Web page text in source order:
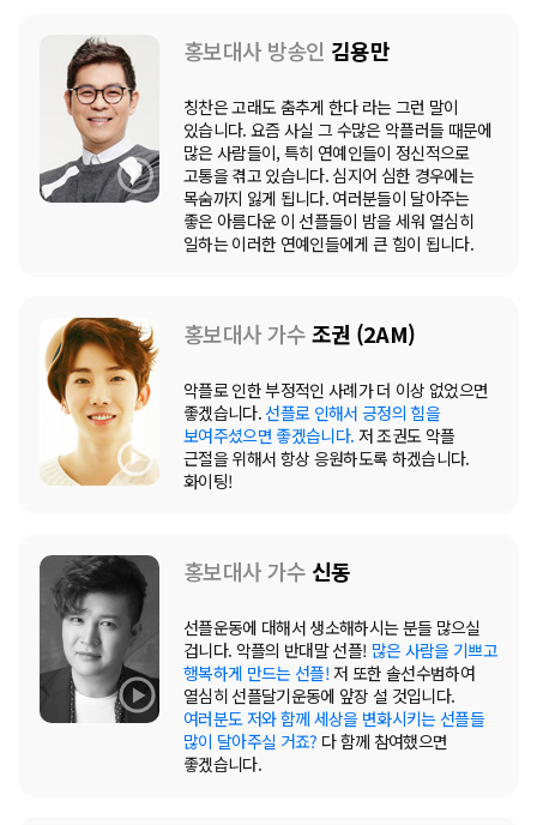
홍보대사 방송인 김용만
칭찬은 고래도 춤추게 한다 라는 그런 말이
있습니다. 요즘 사실 그 수많은 악플러들 때문에
많은 사람들이, 특히 연예인들이 정신적으로
고통을 겪고 있습니다. 심지어 심한 경우에는
목숨까지 잃게 됩니다. 여러분들이 달아주는
좋은 아름다운 이 선플들이 밤을 세워 열심히
일하는 이러한 연예인들에게 큰 힘이 됩니다.
홍보대사 가수조권 (2AM)
악플로 인한 부정적인 사례가 더 이상 없었으면
좋겠습니다. 선플로 인해서 긍정의 힘을
보여주셨으면 좋겠습니다. 저 조권도 악플
근절을 위해서 항상 응원하도록 하겠습니다.
화이팅!
홍보대사 가수 신동
선플운동에 대해서 생소해하시는 분들 많으실
겁니다. 악플의 반대말 선플! 많은 사람을 기쁘고
행복하게 만드는 선플! 저 또한 솔선수범하여
열심히 선플달기운동에 앞장 설 것입니다.
여러분도 저와 함께 세상을 변화시키는 선플들
많이 달아주실 거죠? 다 함께 참여했으면
좋겠습니다.